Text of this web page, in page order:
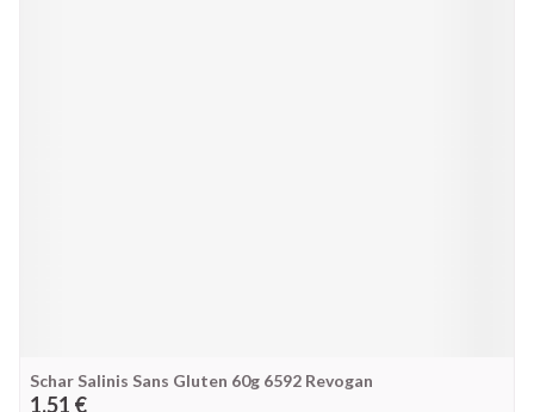
Schar Salinis Sans Gluten 60g 6592 Revogan
1,51 €